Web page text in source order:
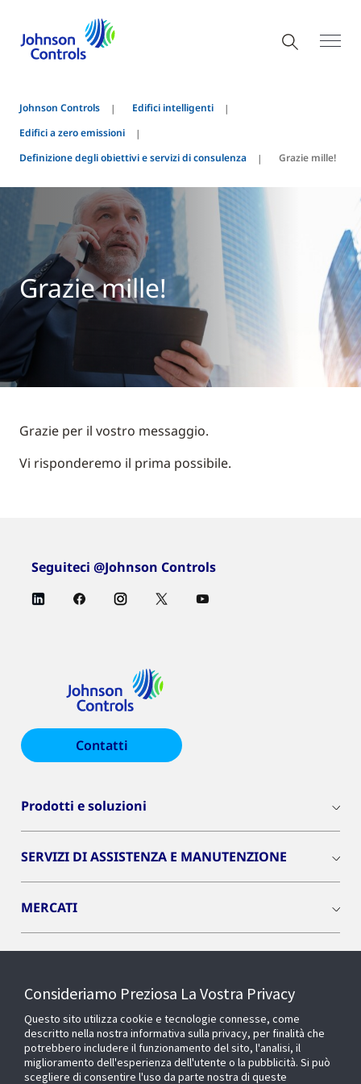
Johnson Controls
Edifici intelligenti
Edifici a zero emissioni
Definizione degli obiettivi e servizi di consulenza
Grazie mille!
Grazie mille!
Grazie per il vostro messaggio.
Vi risponderemo il prima possibile.
Seguiteci @Johnson Controls
Contatti
Prodotti e soluzioni
SERVIZI DI ASSISTENZA E MANUTENZIONE
MERCATI
OPENBLUE
Consideriamo Preziosa La Vostra Privacy
Questo sito utilizza cookie e tecnologie connesse, come
descritto nella nostra informativa sulla privacy, per finalità che
potrebbero includere il funzionamento del sito, l'analisi, il
miglioramento dell'esperienza dell'utente o la pubblicità. Si può
scegliere di consentire l'uso da parte nostra di queste